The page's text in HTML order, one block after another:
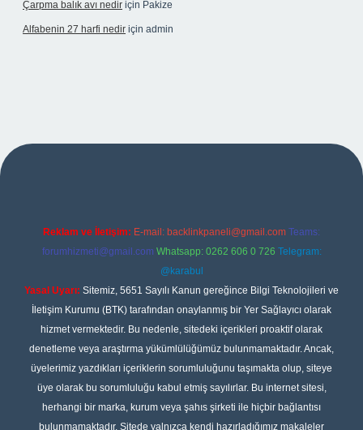
Çarpma balık avı nedir için Pakize
Alfabenin 27 harfi nedir için admin
giriş
Reklam ve İletişim: E-mail: backlinkpaneli@gmail.com Teams:
forumhizmeti@gmail.com Whatsapp: 0262 606 0 726 Telegram:
@karabul
Yasal Uyarı: Sitemiz, 5651 Sayılı Kanun gereğince Bilgi Teknolojileri ve
İletişim Kurumu (BTK) tarafından onaylanmış bir Yer Sağlayıcı olarak
hizmet vermektedir. Bu nedenle, sitedeki içerikleri proaktif olarak
denetleme veya araştırma yükümlülüğümüz bulunmamaktadır. Ancak,
üyelerimiz yazdıkları içeriklerin sorumluluğunu taşımakta olup, siteye
üye olarak bu sorumluluğu kabul etmiş sayılırlar. Bu internet sitesi,
herhangi bir marka, kurum veya şahıs şirketi ile hiçbir bağlantısı
bulunmamaktadır. Sitede yalnızca kendi hazırladığımız makaleler